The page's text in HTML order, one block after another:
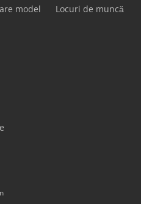
model Locuri de muncă